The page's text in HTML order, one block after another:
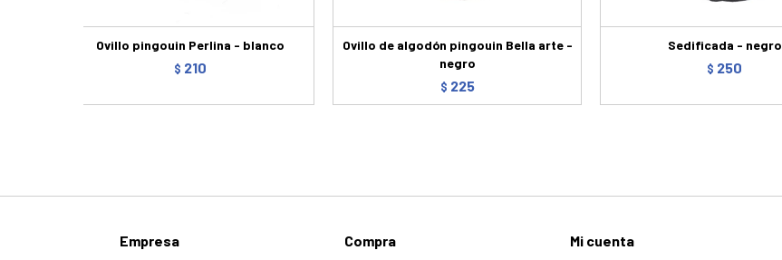
Ovillo pingouin Perlina - blanco
$ 210
Ovillo de algodón pingouin Bella arte -
negro
$ 225
Sedificada - negro
$ 250
Empresa Compra Mi cuenta